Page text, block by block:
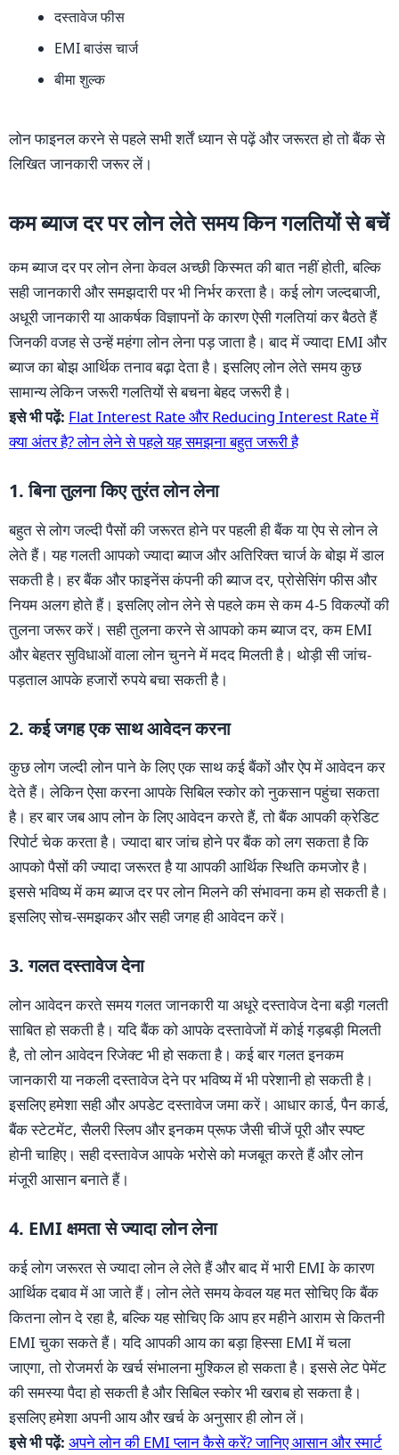
दस्तावेज फीस
EMI बाउंस चार्ज
बीमा शुल्क
लोन फाइनल करने से पहले सभी शर्तें ध्यान से पढ़ें और जरूरत हो तो बैंक से
लिखित जानकारी जरूर लें।
कम ब्याज दर पर लोन लेते समय किन गलतियों से बचें
कम ब्याज दर पर लोन लेना केवल अच्छी किस्मत की बात नहीं होती, बल्कि
सही जानकारी और समझदारी पर भी निर्भर करता है। कई लोग जल्दबाजी,
अधूरी जानकारी या आकर्षक विज्ञापनों के कारण ऐसी गलतियां कर बैठते हैं
जिनकी वजह से उन्हें महंगा लोन लेना पड़ जाता है। बाद में ज्यादा EMI और
ब्याज का बोझ आर्थिक तनाव बढ़ा देता है। इसलिए लोन लेते समय कुछ
सामान्य लेकिन जरूरी गलतियों से बचना बेहद जरूरी है।
इसे भी पढ़ें: Flat Interest Rate और Reducing Interest Rate में
क्या अंतर है? लोन लेने से पहले यह समझना बहुत जरूरी है
1. बिना तुलना किए तुरंत लोन लेना
बहुत से लोग जल्दी पैसों की जरूरत होने पर पहली ही बैंक या ऐप से लोन ले
लेते हैं। यह गलती आपको ज्यादा ब्याज और अतिरिक्त चार्ज के बोझ में डाल
सकती है। हर बैंक और फाइनेंस कंपनी की ब्याज दर, प्रोसेसिंग फीस और
नियम अलग होते हैं। इसलिए लोन लेने से पहले कम से कम 4-5 विकल्पों की
तुलना जरूर करें। सही तुलना करने से आपको कम ब्याज दर, कम EMI
और बेहतर सुविधाओं वाला लोन चुनने में मदद मिलती है। थोड़ी सी जांच-
पड़ताल आपके हजारों रुपये बचा सकती है।
2. कई जगह एक साथ आवेदन करना
कुछ लोग जल्दी लोन पाने के लिए एक साथ कई बैंकों और ऐप में आवेदन कर
देते हैं। लेकिन ऐसा करना आपके सिबिल स्कोर को नुकसान पहुंचा सकता
है। हर बार जब आप लोन के लिए आवेदन करते हैं, तो बैंक आपकी क्रेडिट
रिपोर्ट चेक करता है। ज्यादा बार जांच होने पर बैंक को लग सकता है कि
आपको पैसों की ज्यादा जरूरत है या आपकी आर्थिक स्थिति कमजोर है।
इससे भविष्य में कम ब्याज दर पर लोन मिलने की संभावना कम हो सकती है।
इसलिए सोच-समझकर और सही जगह ही आवेदन करें।
3. गलत दस्तावेज देना
लोन आवेदन करते समय गलत जानकारी या अधूरे दस्तावेज देना बड़ी गलती
साबित हो सकती है। यदि बैंक को आपके दस्तावेजों में कोई गड़बड़ी मिलती
है, तो लोन आवेदन रिजेक्ट भी हो सकता है। कई बार गलत इनकम
जानकारी या नकली दस्तावेज देने पर भविष्य में भी परेशानी हो सकती है।
इसलिए हमेशा सही और अपडेट दस्तावेज जमा करें। आधार कार्ड, पैन कार्ड,
बैंक स्टेटमेंट, सैलरी स्लिप और इनकम प्रूफ जैसी चीजें पूरी और स्पष्ट
होनी चाहिए। सही दस्तावेज आपके भरोसे को मजबूत करते हैं और लोन
मंजूरी आसान बनाते हैं।
4. EMI क्षमता से ज्यादा लोन लेना
कई लोग जरूरत से ज्यादा लोन ले लेते हैं और बाद में भारी EMI के कारण
आर्थिक दबाव में आ जाते हैं। लोन लेते समय केवल यह मत सोचिए कि बैंक
कितना लोन दे रहा है, बल्कि यह सोचिए कि आप हर महीने आराम से कितनी
EMI चुका सकते हैं। यदि आपकी आय का बड़ा हिस्सा EMI में चला
जाएगा, तो रोजमर्रा के खर्च संभालना मुश्किल हो सकता है। इससे लेट पेमेंट
की समस्या पैदा हो सकती है और सिबिल स्कोर भी खराब हो सकता है।
इसलिए हमेशा अपनी आय और खर्च के अनुसार ही लोन लें।
इसे भी पढ़ें: अपने लोन की EMI प्लान कैसे करें? जानिए आसान और स्मार्ट